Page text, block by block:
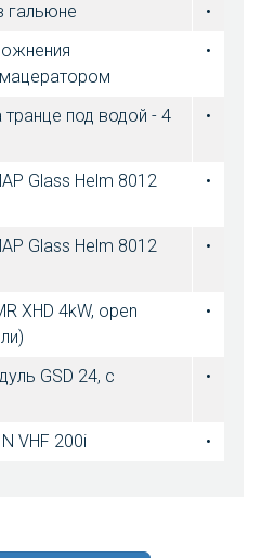
гальюне
•
•
под водой - 4
•
Glass Helm 8012
•
Glass Helm 8012
•
XHD 4kW, open
•
GSD 24, с
•
VHF 200i •